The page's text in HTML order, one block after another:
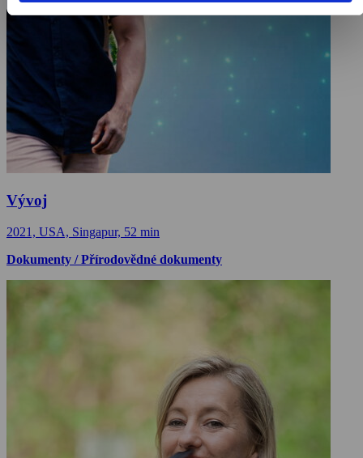
Vývoj
2021, USA, Singapur, 52 min
Dokumenty / Přírodovědné dokumenty